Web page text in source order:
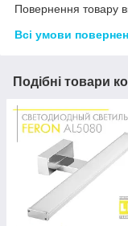
Повернення товару
Всі умови
Подібні товари